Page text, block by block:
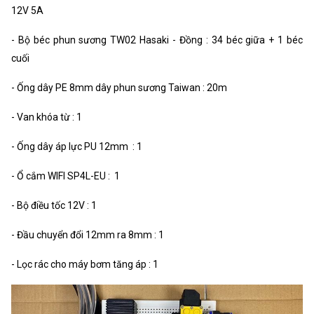
12V 5A
- Bộ béc phun sương TW02 Hasaki - Đồng : 34 béc giữa + 1 béc
cuối
- Ống dây PE 8mm dây phun sương Taiwan : 20m
- Van khóa từ : 1
- Ống dây áp lực PU 12mm : 1
- Ổ cắm WIFI SP4L-EU : 1
- Bộ điều tốc 12V : 1
- Đầu chuyển đổi 12mm ra 8mm : 1
- Lọc rác cho máy bơm tăng áp : 1